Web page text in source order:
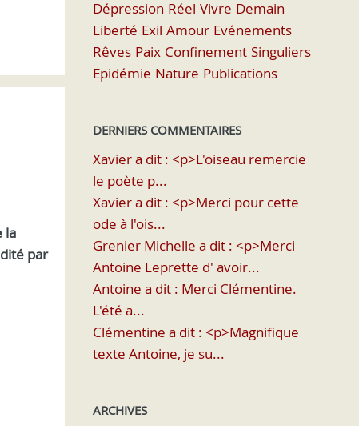
la
par
Dépression Réel Vivre Demain
Liberté Exil Amour Evénements
Rêves Paix Confinement Singuliers
Epidémie Nature Publications
DERNIERS COMMENTAIRES
Xavier a dit : <p>L'oiseau remercie
le poète p...
Xavier a dit : <p>Merci pour cette
ode à l'ois...
Grenier Michelle a dit : <p>Merci
Antoine Leprette d' avoir...
Antoine a dit : Merci Clémentine.
L'été a...
Clémentine a dit : <p>Magnifique
texte Antoine, je su...
ARCHIVES